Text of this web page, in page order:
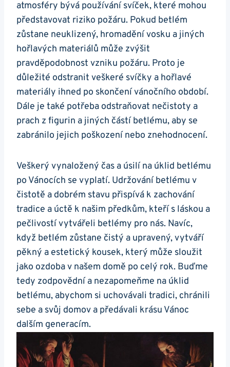
atmosféry bývá používání svíček, které mohou
představovat riziko požáru. Pokud betlém
zůstane neuklizený, hromadění vosku a jiných
hořlavých materiálů může zvýšit
pravděpodobnost vzniku požáru. Proto je
důležité odstranit veškeré svíčky a hořlavé
materiály ihned po skončení vánočního období.
Dále je také potřeba odstraňovat nečistoty a
prach z figurin a jiných částí betlému, aby se
zabránilo jejich poškození nebo znehodnocení.
Veškerý vynaložený čas a úsilí na úklid betlému
po Vánocích se vyplatí. Udržování betlému v
čistotě a dobrém stavu přispívá k zachování
tradice a úctě k našim předkům, kteří s láskou a
pečlivostí vytvářeli betlémy pro nás. Navíc,
když betlém zůstane čistý a upravený, vytváří
pěkný a estetický kousek, který může sloužit
jako ozdoba v našem domě po celý rok. Buďme
tedy zodpovědní a nezapomeňme na úklid
betlému, abychom si uchovávali tradici, chránili
sebe a svůj domov a předávali krásu Vánoc
dalším generacím.